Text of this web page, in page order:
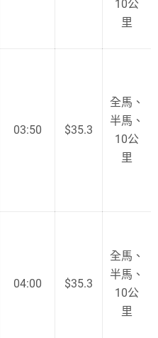
10公
里
03:50 $35.3
全馬、
半馬、
10公
里
04:00 $35.3
全馬、
半馬、
10公
里